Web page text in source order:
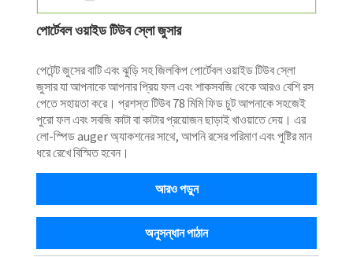
পোর্টেবল ওয়াইড টিউব স্লো জুসার
পেটেন্ট জুসের বাটি এবং ঝুড়ি সহ জিলকিপ পোর্টেবল ওয়াইড টিউব স্লো
জুসার যা আপনাকে আপনার প্রিয় ফল এবং শাকসবজি থেকে আরও বেশি রস
পেতে সহায়তা করে। প্রশস্ত টিউব 78 মিমি ফিড চুট আপনাকে সহজেই
পুরো ফল এবং সবজি কাটা বা কাটার প্রয়োজন ছাড়াই খাওয়াতে দেয়। এর
লো-স্পিড auger অ্যাকশনের সাথে, আপনি রসের পরিমাণ এবং পুষ্টির মান
ধরে রেখে বিস্মিত হবেন।
আরও পড়ুন
অনুসন্ধান পাঠান